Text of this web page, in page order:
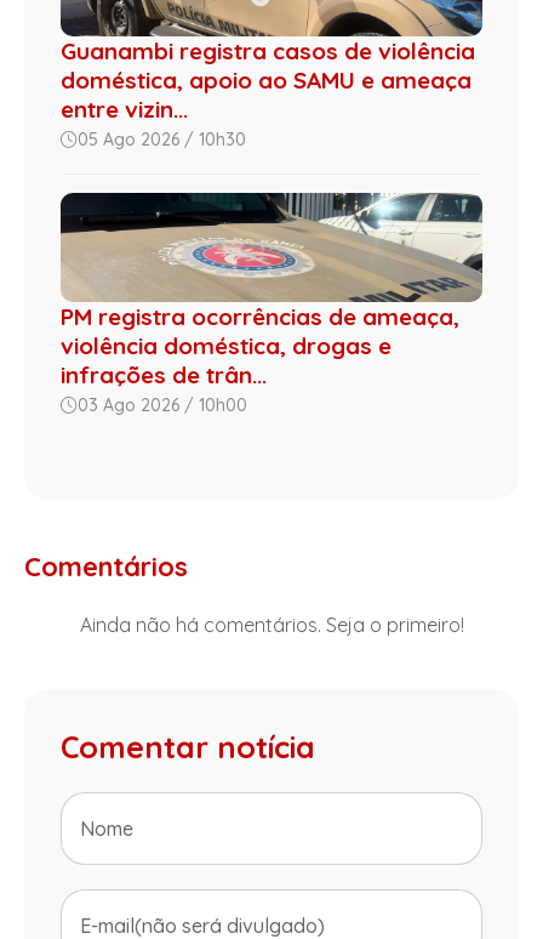
Guanambi registra casos de violência
doméstica, apoio ao SAMU e ameaça
entre vizin...
05 Ago 2026 / 10h30
PM registra ocorrências de ameaça,
violência doméstica, drogas e
infrações de trân...
03 Ago 2026 / 10h00
Comentários
Ainda não há comentários. Seja o primeiro!
Comentar notícia